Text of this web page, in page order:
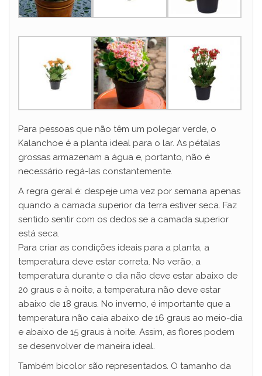
Para pessoas que não têm um polegar verde, o
Kalanchoe é a planta ideal para o lar. As pétalas
grossas armazenam a água e, portanto, não é
necessário regá-las constantemente.
A regra geral é: despeje uma vez por semana apenas
quando a camada superior da terra estiver seca. Faz
sentido sentir com os dedos se a camada superior
está seca.
Para criar as condições ideais para a planta, a
temperatura deve estar correta. No verão, a
temperatura durante o dia não deve estar abaixo de
20 graus e à noite, a temperatura não deve estar
abaixo de 18 graus. No inverno, é importante que a
temperatura não caia abaixo de 16 graus ao meio-dia
e abaixo de 15 graus à noite. Assim, as flores podem
se desenvolver de maneira ideal.
Também bicolor são representados. O tamanho da